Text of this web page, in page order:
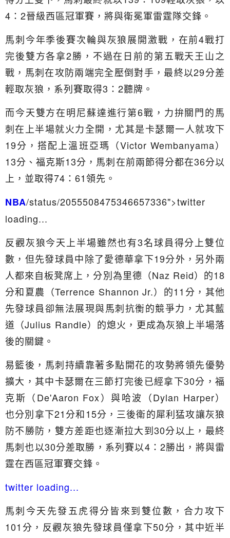
4：2晉級西區冠軍賽，將與衛冕軍雷霆隊交鋒。
馬刺今年季後賽次輪與灰狼展開激戰，在前4戰打
完後雙方各拿2勝，不過在日前的第五戰天王山之
戰，馬刺在攻防兩端完全壓倒對手，最終以29分差
輕取灰狼，系列賽取得3：2聽牌。
而今天雙方在明尼蘇達進行第6戰，力拚關門的馬
刺在上半場就火力全開，尤其是卡瑟爾一人就攻下
19分，搭配上溫班亞瑪（Victor Wembanyama）
13分、福克斯13分，馬刺在前兩節得分都在36分以
上，並取得74：61領先。
NBA/status/2055508475346657336">twitter
loading...
反觀灰狼今天上半場雖然也有3名球員得分上雙位
數，但先發球員中除了愛德華拿下19分外，另外兩
人都來自板凳席上，分別為里德（Naz Reid）的18
分和夏農（Terrence Shannon Jr.）的11分，其他
先發球員卻無法展現與馬刺抗衡的競爭力，尤其藍
道（Julius Randle）的熄火，更成為灰狼上半場落
後的關鍵。
易籃後，馬刺持續靠著多點開花的攻勢將領先優勢
擴大，其中卡瑟爾在三節打完後已經拿下30分，福
克斯（De'Aaron Fox）與哈波（Dylan Harper）
也分別拿下21分和15分，三後衛的犀利猛攻讓灰狼
防不勝防，雙方差距也逐漸拉大到30分以上，最終
馬刺也以30分差取勝，系列賽以4：2勝出，將與雷
霆在西區冠軍賽交鋒。
twitter loading...
馬刺今天先發五虎得分皆來到雙位數，合力攻下
101分，反觀灰狼先發球員僅拿下50分，其中近半